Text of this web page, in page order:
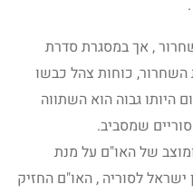
, אך במסגרת סדרת
כוחות צהל כבשו
בחודש יולי 1948 ,משום היותו גבוה הוא השתווה
שמסביב.
של האו"ם על מנת
לסוריה , האו"ם החזיק